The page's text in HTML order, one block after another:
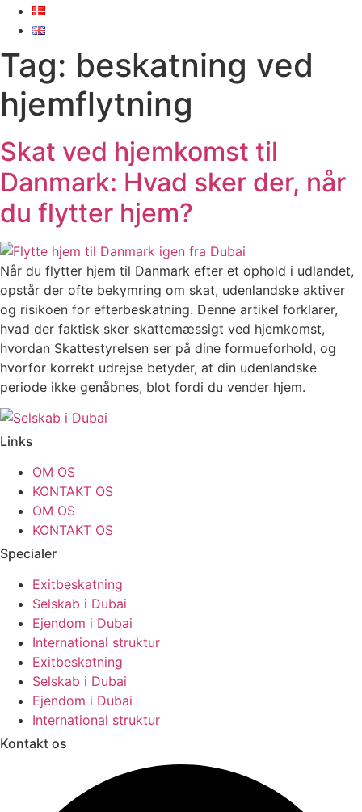
Tag: beskatning ved
hjemflytning
Skat ved hjemkomst til
Danmark: Hvad sker der, når
du flytter hjem?
Når du flytter hjem til Danmark efter et ophold i udlandet,
opstår der ofte bekymring om skat, udenlandske aktiver
og risikoen for efterbeskatning. Denne artikel forklarer,
hvad der faktisk sker skattemæssigt ved hjemkomst,
hvordan Skattestyrelsen ser på dine formueforhold, og
hvorfor korrekt udrejse betyder, at din udenlandske
periode ikke genåbnes, blot fordi du vender hjem.
Links
OM OS
KONTAKT OS
OM OS
KONTAKT OS
Specialer
Exitbeskatning
Selskab i Dubai
Ejendom i Dubai
International struktur
Exitbeskatning
Selskab i Dubai
Ejendom i Dubai
International struktur
Kontakt os